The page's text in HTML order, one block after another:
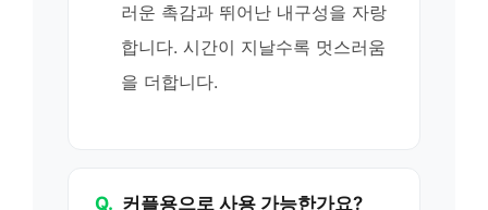
러운 촉감과 뛰어난 내구성을 자랑
합니다. 시간이 지날수록 멋스러움
을 더합니다.
Q. 커플용으로 사용 가능한가요?